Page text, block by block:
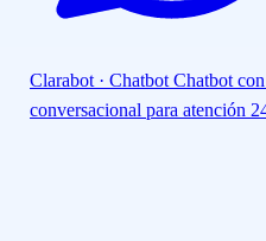
Clarabot · Chatbot Chatbot
conversacional para atención